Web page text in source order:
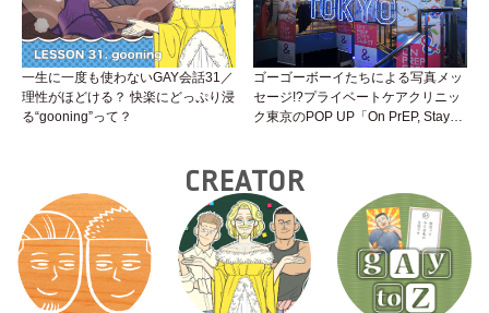
一生に一度も使わないGAY会話31／
理性がほどける？ 快楽にどっぷり浸
る“gooning”って？
ゴーゴーボーイたちによる写真メッ
セージ!?プライベートケアクリニッ
ク東京のPOP UP「On PrEP, Stay
CREATOR